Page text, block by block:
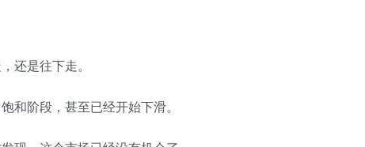
还是往下走。
和阶段，甚至已经开始下滑。